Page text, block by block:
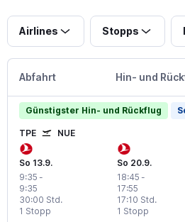
Airlines Stopps
Abfahrt Hin- und
Günstigster Hin- und Rückflug
TPE NUE
So 13.9.
9:35 -
9:35
1 Stopp
30:00 Std.
So 20.9.
18:45 -
17:55
1 Stopp
17:10 Std.